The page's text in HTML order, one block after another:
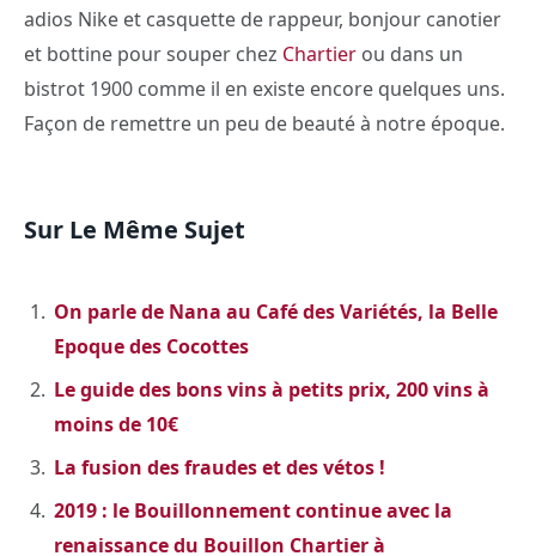
adios Nike et casquette de rappeur, bonjour canotier
et bottine pour souper chez Chartier ou dans un
bistrot 1900 comme il en existe encore quelques uns.
Façon de remettre un peu de beauté à notre époque.
Sur Le Même Sujet
On parle de Nana au Café des Variétés, la Belle
Epoque des Cocottes
Le guide des bons vins à petits prix, 200 vins à
moins de 10€
La fusion des fraudes et des vétos !
2019 : le Bouillonnement continue avec la
renaissance du Bouillon Chartier à